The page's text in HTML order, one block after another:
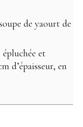
de yaourt de
et
d’épaisseur, en